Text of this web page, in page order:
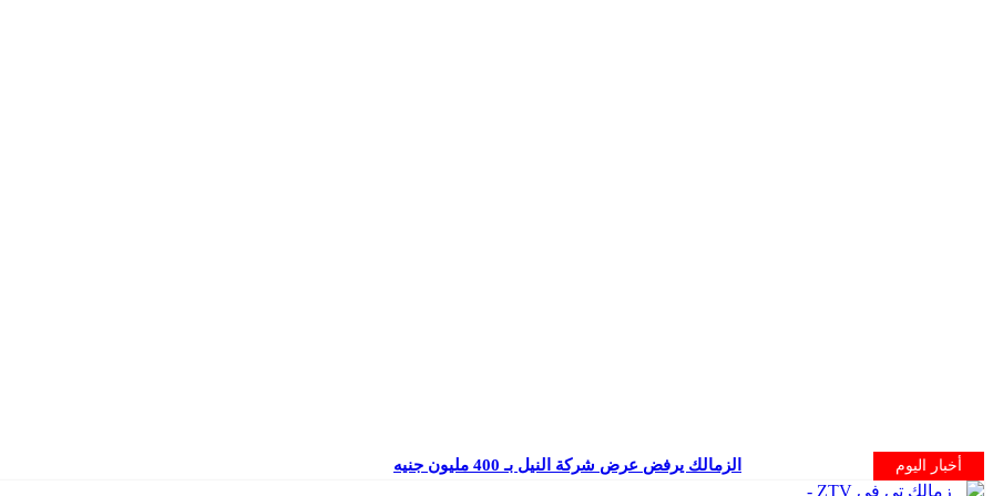
أخبار اليوم
الزمالك يرفض عرض شركة النيل بـ 400 مليون جنيه